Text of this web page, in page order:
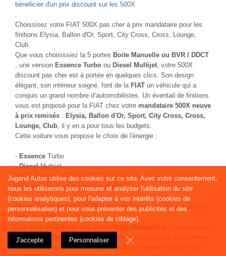
bénéficier d'un prix discount sur les 500X
.
Choissisez votre FIAT 500X pas cher à prix mandataire pour les
finitions Elysia, Ballon d'Or, Sport, City Cross, Cross, Lounge,
Club.
Que vous choisissiez la 5 portes Boite Manuelle ou BVR / DDCT
, une version Essence Turbo ou Diesel Multijet, votre 500X
discount pas cher est à portée en quelques clics. Son design
élégant, son intérieur soigné, font de la FIAT un véhicule qui a
conquis un grand nombre d’automobilistes. Un éventail de finitions
vous est proposé pour la FIAT chez votre mandataire 500X neuve
à prix remisés : Elysia, Ballon d'Or, Sport, City Cross, Cross,
Lounge, Club, il y en a pour tous les budgets.
Cette voiture vous propose le choix de l'énergie :
- Essence Turbo
-DieselMultijet
Votre mandataire FIAT DOBLO JUGAND Autos vous propose de
faire une bonne affaire sur les DOBLO
.
Choissisez votre FIAT DOBLO pas cher à prix mandataire pour les
finitions doblo.
Essence
Diesel, votre DOBLO discount pas cher est à portée
en quelques clics. Son design élégant, son intérieur soigné, font
Jugand Autos utilise des cookies sur ce site. Avec votre consentement,
nous les utiliserons pour mesurer et analyser l'utilisation du site
(cookies analytiques), pour l'adapter à vos intérêts (cookies de
personnalisation) et pour vous présenter des publicités et des
informations pertinentes (cookies de ciblage).
J'accepte Personnaliser